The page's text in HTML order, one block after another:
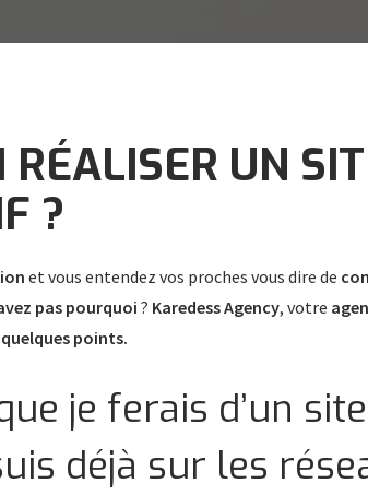
RÉALISER UN
?
et vous entendez vos proches vous dire de
pas pourquoi ? Karedess Agency, votre
points.
je ferais d’un site
déjà sur les